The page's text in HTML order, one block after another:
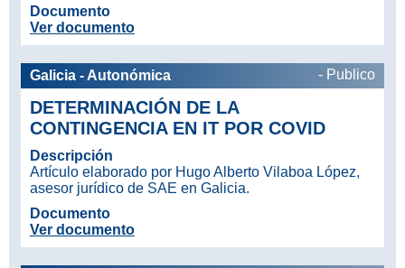
Documento
Ver documento
Galicia - Autonómica - Publico
DETERMINACIÓN DE LA
CONTINGENCIA EN IT POR COVID
Descripción
Artículo elaborado por Hugo Alberto Vilaboa López,
asesor jurídico de SAE en Galicia.
Documento
Ver documento